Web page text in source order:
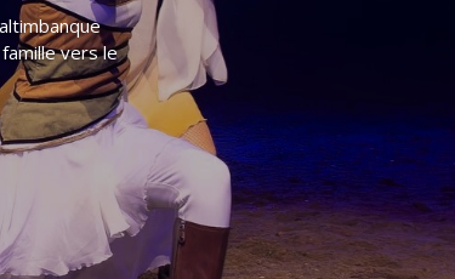
vers le